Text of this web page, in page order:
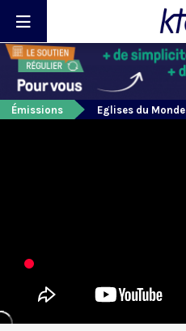
Émissions Eglises du Monde